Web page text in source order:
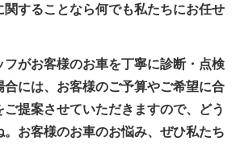
関することなら何でも私たちにお任せ
フがお客様のお車を丁寧に診断・点検
合には、お客様のご予算やご希望に合
提案させていただきますので、どう
お客様のお車のお悩み、ぜひ私たち